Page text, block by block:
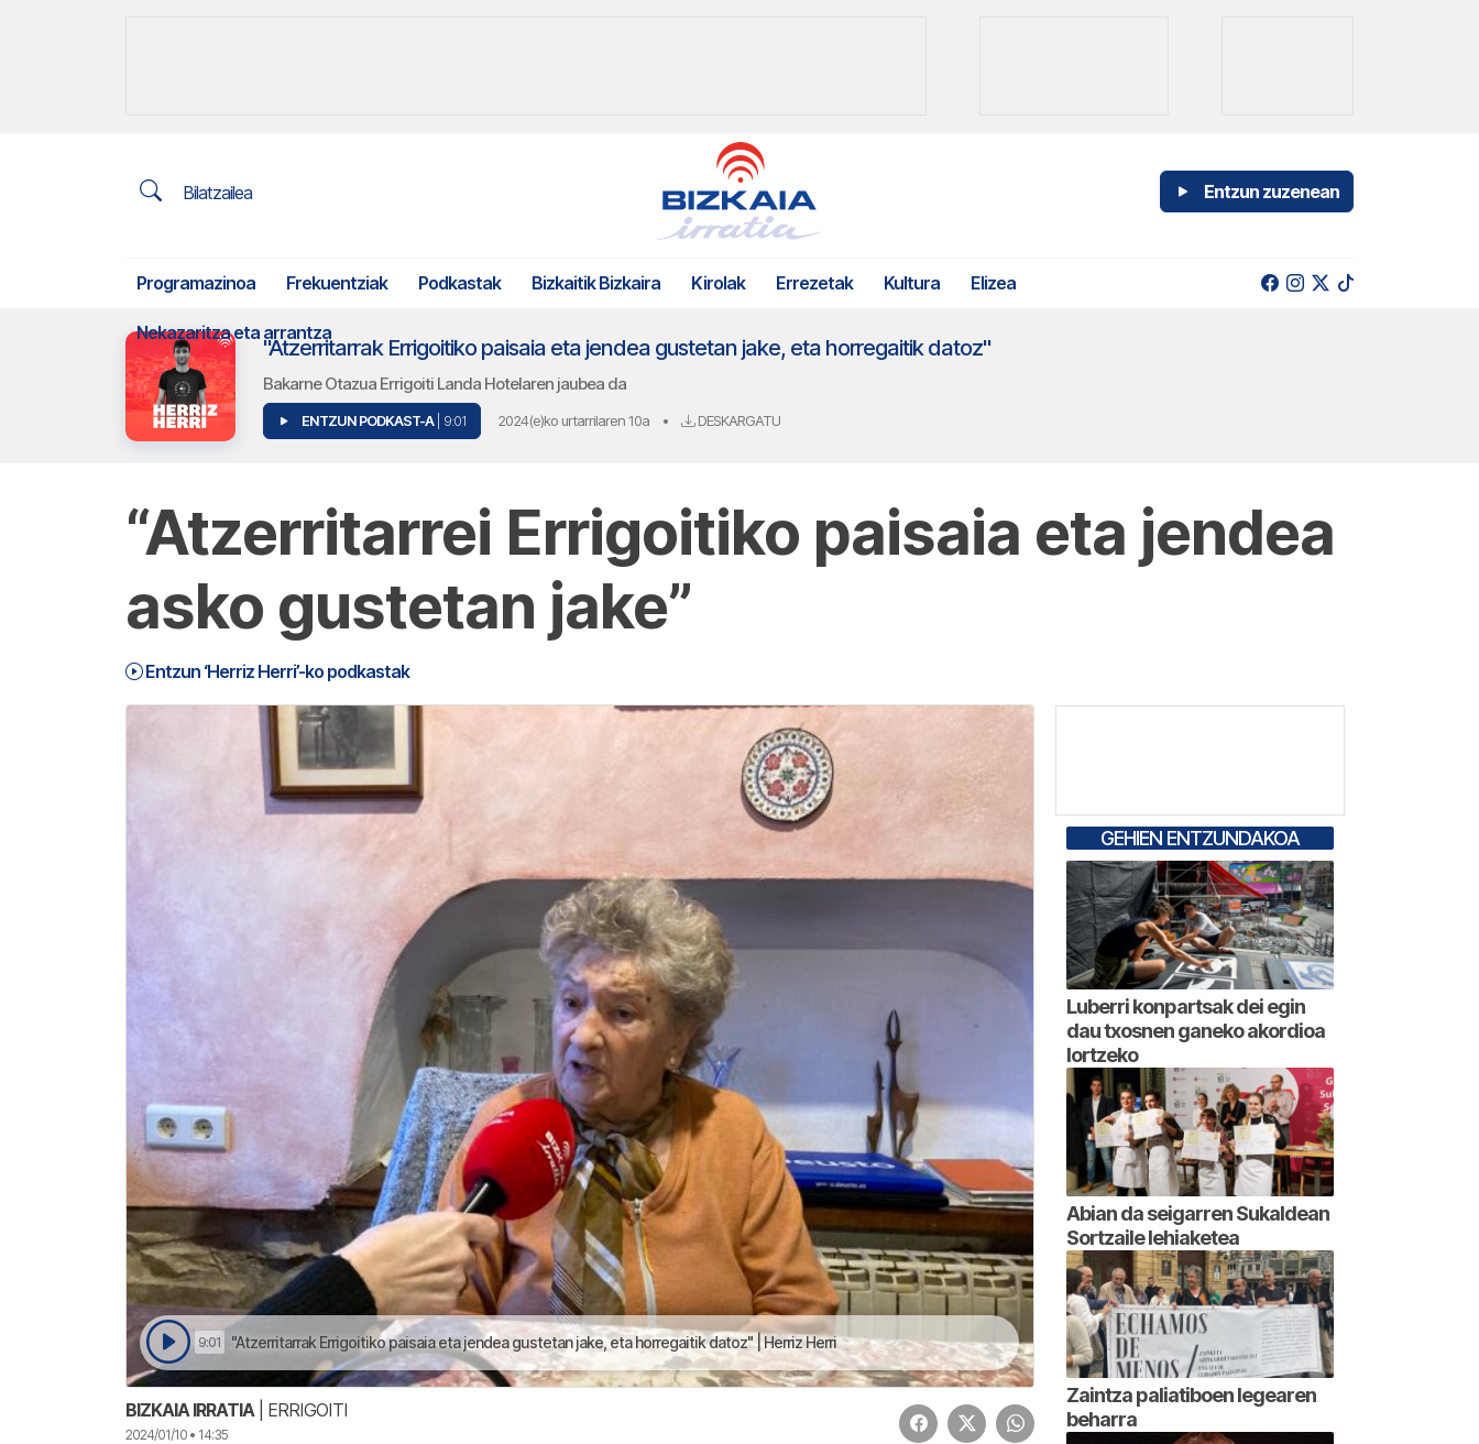
Bilatzailea Entzun zuzenean
Programazinoa Frekuentziak Podkastak Bizkaitik Bizkaira Kirolak Errezetak Kultura Elizea
Nekazaritza eta arrantza
"Atzerritarrak Errigoitiko paisaia eta jendea gustetan jake, eta horregaitik datoz"
Bakarne Otazua Errigoiti Landa Hotelaren jaubea da
ENTZUN PODKAST-A | 9:01 2024(e)ko urtarrilaren 10a • DESKARGATU
“Atzerritarrei Errigoitiko paisaia eta jendea
asko gustetan jake”
Entzun ‘Herriz Herri’-ko podkastak
9:01 "Atzerritarrak Errigoitiko paisaia eta jendea gustetan jake, eta horregaitik datoz" | Herriz Herri
BIZKAIA IRRATIA | ERRIGOITI
2024/01/10 • 14:35
GEHIEN ENTZUNDAKOA
Luberri konpartsak dei egin
dau txosnen ganeko akordioa
lortzeko
Abian da seigarren Sukaldean
Sortzaile lehiaketea
Zaintza paliatiboen legearen
beharra